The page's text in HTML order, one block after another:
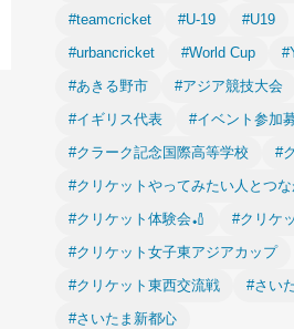
#teamcricket
#U-19
#U19
#urbancricket
#World Cup
#あきる野市
#アジア競技大会
#イギリス代表
#イベント参加
#クラーク記念国際高等学校
#
#クリケットやってみたい人とつ
#クリケット体験会🏏
#クリケ
#クリケット女子東アジアカップ
#クリケット東西交流戦
#さい
#さいたま新都心